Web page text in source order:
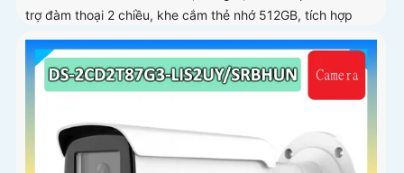
trợ đàm thoại 2 chiều, khe cắm thẻ nhớ 512GB, tích hợp
công nghệ AI trong việc cân bằng màu sáng trong điều
kiện ánh sáng yếu, ống kính có độ phân giải 4